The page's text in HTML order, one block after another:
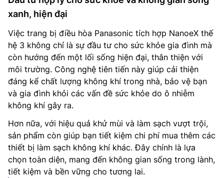
xanh, hiện đại
Việc trang bị điều hòa Panasonic tích hợp NanoeX thế
hệ 3 không chỉ là sự đầu tư cho sức khỏe gia đình mà
còn hướng đến một lối sống hiện đại, thân thiện với
môi trường. Công nghệ tiên tiến này giúp cải thiện
đáng kể chất lượng không khí trong nhà, bảo vệ bạn
và gia đình khỏi các vấn đề sức khỏe do ô nhiễm
không khí gây ra.
Hơn nữa, với hiệu quả khử mùi và làm sạch vượt trội,
sản phẩm còn giúp bạn tiết kiệm chi phí mua thêm các
thiết bị làm sạch không khí khác. Đây chính là lựa
chọn toàn diện, mang đến không gian sống trong lành,
tiết kiệm và bền vững cho tương lai.